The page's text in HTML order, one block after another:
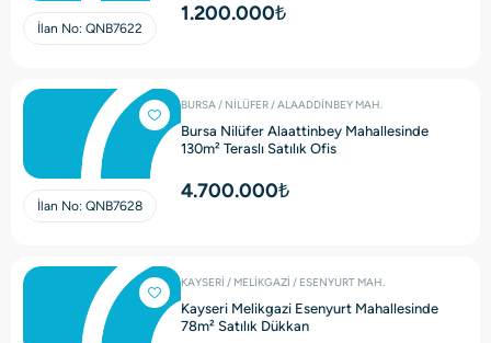
İlan No: QNB7622
1.200.000₺
İlan No: QNB7628
BURSA / NİLÜFER / ALAADDİNBEY MAH.
Bursa Nilüfer Alaattinbey Mahallesinde
130m² Teraslı Satılık Ofis
4.700.000₺
KAYSERİ / MELİKGAZİ / ESENYURT MAH.
Kayseri Melikgazi Esenyurt Mahallesinde
78m² Satılık Dükkan